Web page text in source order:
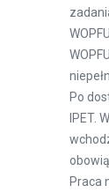
Po
IPET.
Praca